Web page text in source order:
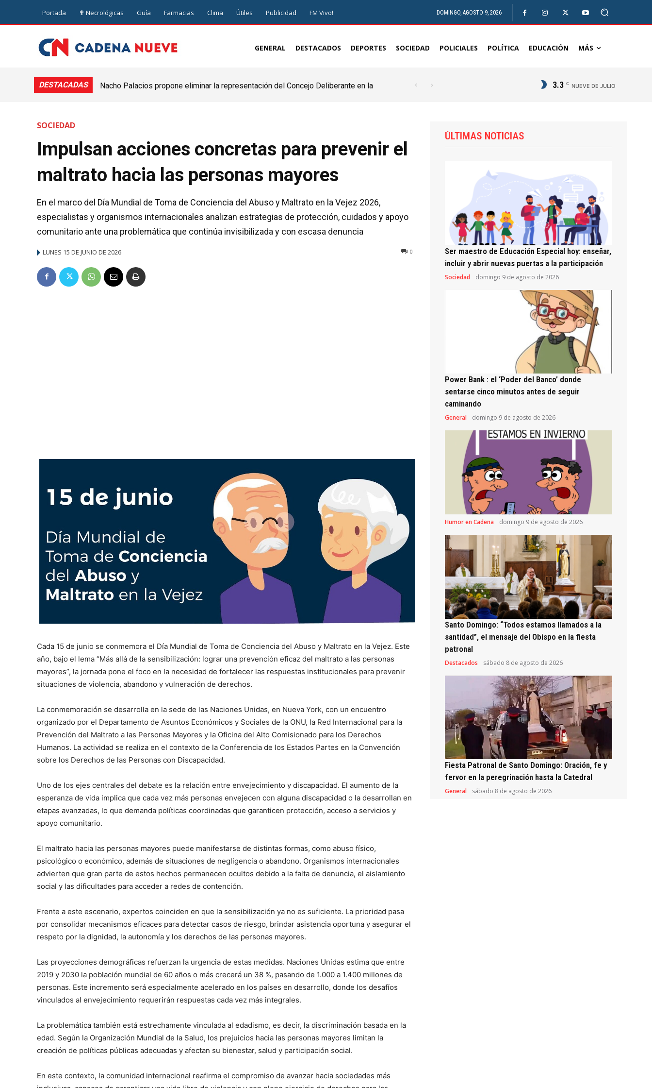
Portada ✟ Necrológicas Guía Farmacias Clima Útiles Publicidad FM Vivo! DOMINGO, AGOSTO 9, 2026
GENERAL DESTACADOS DEPORTES SOCIEDAD POLICIALES POLÍTICA EDUCACIÓN MÁS
DESTACADAS
Nacho Palacios propone eliminar la representación del Concejo Deliberante en la
3.3 C NUEVE DE JULIO
SOCIEDAD
Impulsan acciones concretas para prevenir el
maltrato hacia las personas mayores
En el marco del Día Mundial de Toma de Conciencia del Abuso y Maltrato en la Vejez 2026,
especialistas y organismos internacionales analizan estrategias de protección, cuidados y apoyo
comunitario ante una problemática que continúa invisibilizada y con escasa denuncia
LUNES 15 DE JUNIO DE 2026 0
Cada 15 de junio se conmemora el Día Mundial de Toma de Conciencia del Abuso y Maltrato en la Vejez. Este
año, bajo el lema “Más allá de la sensibilización: lograr una prevención eficaz del maltrato a las personas
mayores”, la jornada pone el foco en la necesidad de fortalecer las respuestas institucionales para prevenir
situaciones de violencia, abandono y vulneración de derechos.
La conmemoración se desarrolla en la sede de las Naciones Unidas, en Nueva York, con un encuentro
organizado por el Departamento de Asuntos Económicos y Sociales de la ONU, la Red Internacional para la
Prevención del Maltrato a las Personas Mayores y la Oficina del Alto Comisionado para los Derechos
Humanos. La actividad se realiza en el contexto de la Conferencia de los Estados Partes en la Convención
sobre los Derechos de las Personas con Discapacidad.
Uno de los ejes centrales del debate es la relación entre envejecimiento y discapacidad. El aumento de la
esperanza de vida implica que cada vez más personas envejecen con alguna discapacidad o la desarrollan en
etapas avanzadas, lo que demanda políticas coordinadas que garanticen protección, acceso a servicios y
apoyo comunitario.
El maltrato hacia las personas mayores puede manifestarse de distintas formas, como abuso físico,
psicológico o económico, además de situaciones de negligencia o abandono. Organismos internacionales
advierten que gran parte de estos hechos permanecen ocultos debido a la falta de denuncia, el aislamiento
social y las dificultades para acceder a redes de contención.
Frente a este escenario, expertos coinciden en que la sensibilización ya no es suficiente. La prioridad pasa
por consolidar mecanismos eficaces para detectar casos de riesgo, brindar asistencia oportuna y asegurar el
respeto por la dignidad, la autonomía y los derechos de las personas mayores.
Las proyecciones demográficas refuerzan la urgencia de estas medidas. Naciones Unidas estima que entre
2019 y 2030 la población mundial de 60 años o más crecerá un 38 %, pasando de 1.000 a 1.400 millones de
personas. Este incremento será especialmente acelerado en los países en desarrollo, donde los desafíos
vinculados al envejecimiento requerirán respuestas cada vez más integrales.
La problemática también está estrechamente vinculada al edadismo, es decir, la discriminación basada en la
edad. Según la Organización Mundial de la Salud, los prejuicios hacia las personas mayores limitan la
creación de políticas públicas adecuadas y afectan su bienestar, salud y participación social.
En este contexto, la comunidad internacional reafirma el compromiso de avanzar hacia sociedades más
ÚLTIMAS NOTICIAS
Ser maestro de Educación Especial hoy: enseñar,
incluir y abrir nuevas puertas a la participación
Sociedad domingo 9 de agosto de 2026
Power Bank : el ‘Poder del Banco’ donde
sentarse cinco minutos antes de seguir
caminando
General domingo 9 de agosto de 2026
Humor en Cadena domingo 9 de agosto de 2026
Santo Domingo: “Todos estamos llamados a la
santidad”, el mensaje del Obispo en la fiesta
patronal
Destacados sábado 8 de agosto de 2026
Fiesta Patronal de Santo Domingo: Oración, fe y
fervor en la peregrinación hasta la Catedral
General sábado 8 de agosto de 2026